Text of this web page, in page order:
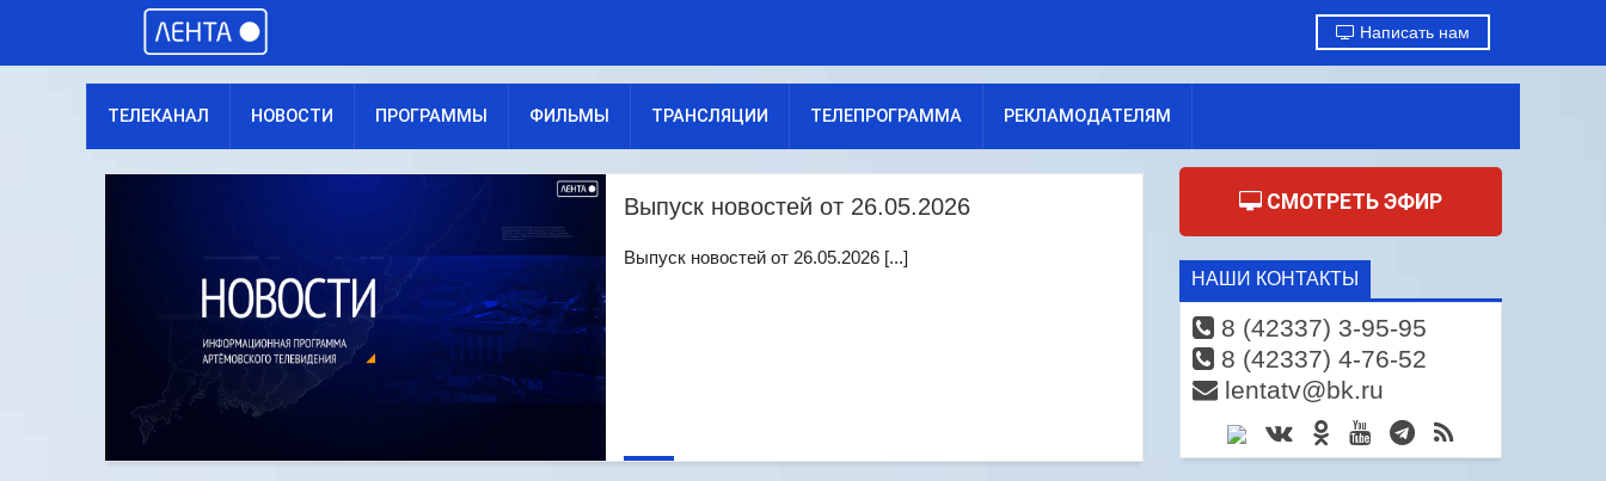
Написать нам
ТЕЛЕКАНАЛ НОВОСТИ ПРОГРАММЫ ФИЛЬМЫ ТРАНСЛЯЦИИ ТЕЛЕПРОГРАММА РЕКЛАМОДАТЕЛЯМ
Выпуск новостей от 26.05.2026
Выпуск новостей от 26.05.2026 [...]
СМОТРЕТЬ ЭФИР
НАШИ КОНТАКТЫ
8 (42337) 3-95-95
8 (42337) 4-76-52
lentatv@bk.ru